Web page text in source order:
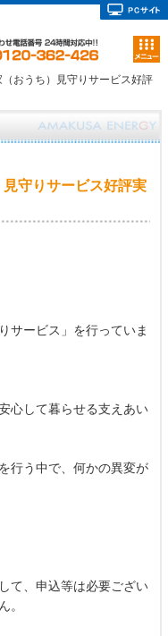
おうち）見守りサービス好評
守りサービス好評実
サービス」を行っていま
心して暮らせる支えあい
行う中で、何かの異変が
て、申込等は必要ござい
。